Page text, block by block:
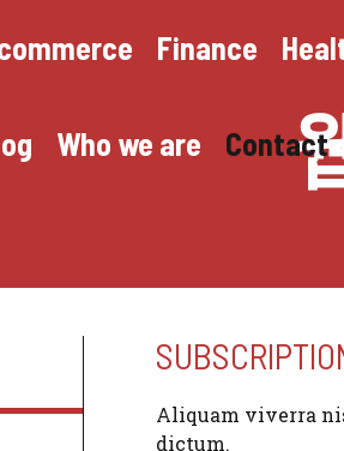
Finance
Who we are Contact
Aliquam viverra
dictum.